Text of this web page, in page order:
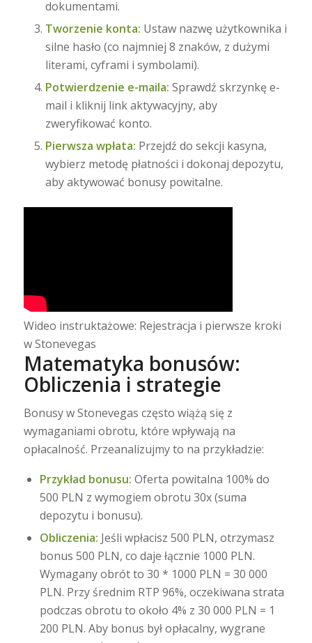
dokumentami.
Tworzenie konta: Ustaw nazwę użytkownika i
silne hasło (co najmniej 8 znaków, z dużymi
literami, cyframi i symbolami).
Potwierdzenie e-maila: Sprawdź skrzynkę e-
mail i kliknij link aktywacyjny, aby
zweryfikować konto.
Pierwsza wpłata: Przejdź do sekcji kasyna,
wybierz metodę płatności i dokonaj depozytu,
aby aktywować bonusy powitalne.
Wideo instruktażowe: Rejestracja i pierwsze kroki
w Stonevegas
Matematyka bonusów:
Obliczenia i strategie
Bonusy w Stonevegas często wiążą się z
wymaganiami obrotu, które wpływają na
opłacalność. Przeanalizujmy to na przykładzie:
Przykład bonusu: Oferta powitalna 100% do
500 PLN z wymogiem obrotu 30x (suma
depozytu i bonusu).
Obliczenia: Jeśli wpłacisz 500 PLN, otrzymasz
bonus 500 PLN, co daje łącznie 1000 PLN.
Wymagany obrót to 30 * 1000 PLN = 30 000
PLN. Przy średnim RTP 96%, oczekiwana strata
podczas obrotu to około 4% z 30 000 PLN = 1
200 PLN. Aby bonus był opłacalny, wygrane